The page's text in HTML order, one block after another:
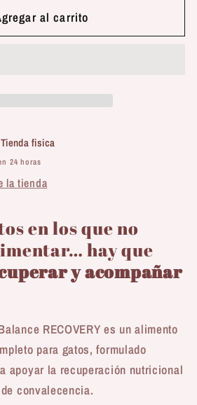
al carrito
Tienda fisica
24 horas
la tienda
en los que no
hay que
y acompañar
RECOVERY es un alimento
para gatos, formulado
apoyar la recuperación nutricional
convalecencia.